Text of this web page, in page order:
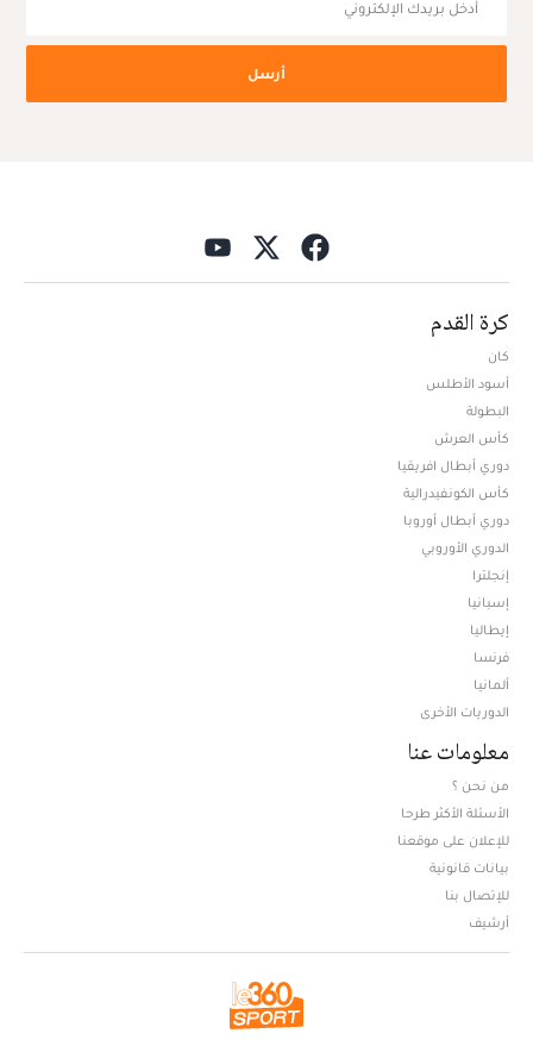
أرسل
كرة القدم
كان
أسود الأطلس
البطولة
كأس العرش
دوري أبطال افريقيا
كأس الكونفيدرالية
دوري أبطال أوروبا
الدوري الأوروبي
إنجلترا
إسبانيا
إيطاليا
فرنسا
ألمانيا
الدوريات الأخرى
معلومات عنا
من نحن ؟
الأسئلة الأكثر طرحا
للإعلان على موقعنا
بيانات قانونية
للإتصال بنا
أرشيف